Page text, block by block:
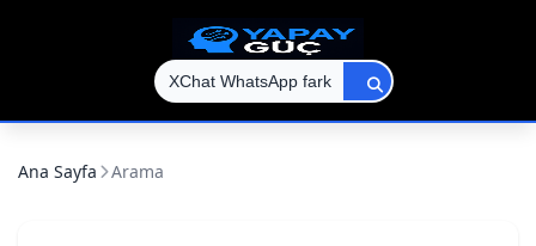
Ana Sayfa Arama